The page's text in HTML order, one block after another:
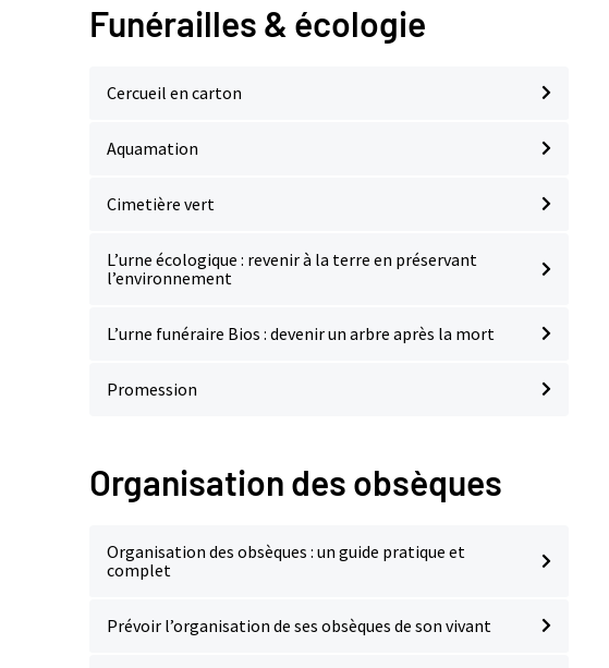
Funérailles & écologie
Cercueil en carton
Aquamation
Cimetière vert
L’urne écologique : revenir à la terre en préservant
l’environnement
L’urne funéraire Bios : devenir un arbre après la mort
Promession
Organisation des obsèques
Organisation des obsèques : un guide pratique et
complet
Prévoir l’organisation de ses obsèques de son vivant